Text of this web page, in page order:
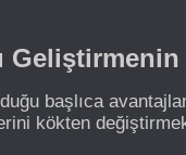
Geliştirmenin
başlıca
kökten